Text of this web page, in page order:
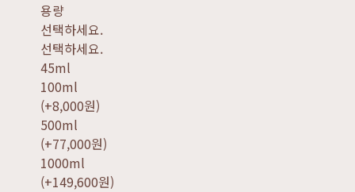
용량
선택하세요.
선택하세요.
45ml
100ml
(+8,000원)
500ml
(+77,000원)
1000ml
(+149,600원)